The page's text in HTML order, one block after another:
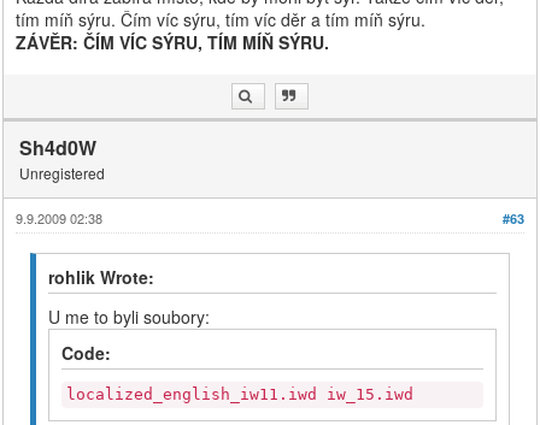
tím míň sýru. Čím víc sýru, tím víc děr a tím míň sýru.
ZÁVĚR: ČÍM VÍC SÝRU, TÍM MÍŇ SÝRU.
Sh4d0W
Unregistered
#63
9.9.2009 02:38
rohlik Wrote:
U me to byli soubory:
Code:
localized_english_iw11.iwd iw_15.iwd